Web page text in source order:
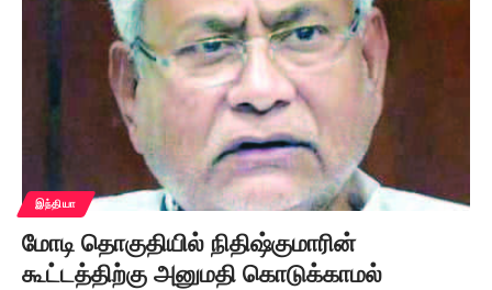
இந்தியா
மோடி தொகுதியில் நிதிஷ்குமாரின்
கூட்டத்திற்கு அனுமதி கொடுக்காமல்